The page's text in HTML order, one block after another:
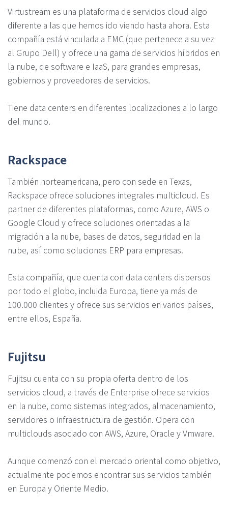
Virtustream es una plataforma de servicios cloud algo
diferente a las que hemos ido viendo hasta ahora. Esta
compañía está vinculada a EMC (que pertenece a su vez
al Grupo Dell) y ofrece una gama de servicios híbridos en
la nube, de software e IaaS, para grandes empresas,
gobiernos y proveedores de servicios.
Tiene data centers en diferentes localizaciones a lo largo
del mundo.
Rackspace
También norteamericana, pero con sede en Texas,
Rackspace ofrece soluciones integrales multicloud. Es
partner de diferentes plataformas, como Azure, AWS o
Google Cloud y ofrece soluciones orientadas a la
migración a la nube, bases de datos, seguridad en la
nube, así como soluciones ERP para empresas.
Esta compañía, que cuenta con data centers dispersos
por todo el globo, incluida Europa, tiene ya más de
100.000 clientes y ofrece sus servicios en varios países,
entre ellos, España.
Fujitsu
Fujitsu cuenta con su propia oferta dentro de los
servicios cloud, a través de Enterprise ofrece servicios
en la nube, como sistemas integrados, almacenamiento,
servidores o infraestructura de gestión. Opera con
multiclouds asociado con AWS, Azure, Oracle y Vmware.
Aunque comenzó con el mercado oriental como objetivo,
actualmente podemos encontrar sus servicios también
en Europa y Oriente Medio.